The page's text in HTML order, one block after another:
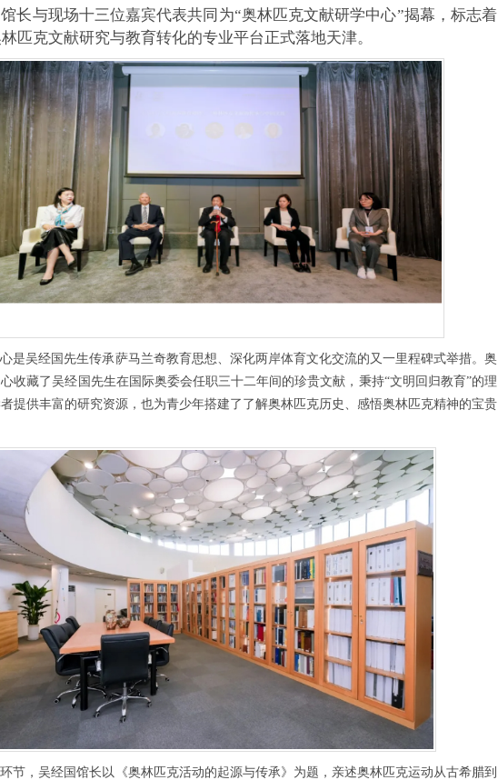
长与现场十三位嘉宾代表共同为“奥林匹克文献研学中心”揭幕，标志着
匹克文献研究与教育转化的专业平台正式落地天津。
是吴经国先生传承萨马兰奇教育思想、深化两岸体育文化交流的又一里程碑式举措。奥
收藏了吴经国先生在国际奥委会任职三十二年间的珍贵文献，秉持“文明回归教育”的理
提供丰富的研究资源，也为青少年搭建了了解奥林匹克历史、感悟奥林匹克精神的宝贵
节，吴经国馆长以《奥林匹克活动的起源与传承》为题，亲述奥林匹克运动从古希腊到